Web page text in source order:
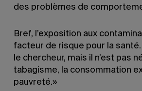
des problèmes de
Bref, l’exposition aux
facteur de risque pour la
le chercheur, mais il n’est pas
tabagisme, la consommation
pauvreté.»